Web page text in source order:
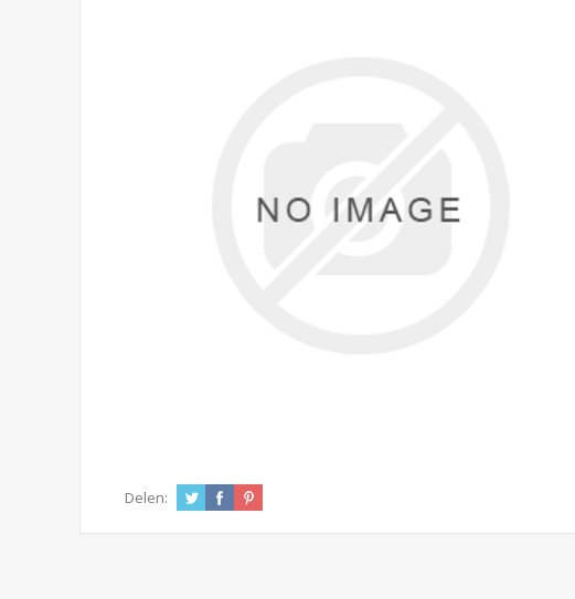
Delen: